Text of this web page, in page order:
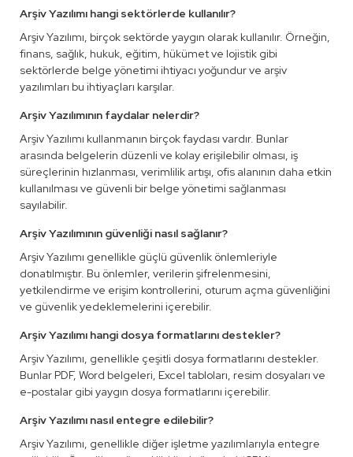
Arşiv Yazılımı hangi sektörlerde kullanılır?
Arşiv Yazılımı, birçok sektörde yaygın olarak kullanılır. Örneğin,
finans, sağlık, hukuk, eğitim, hükümet ve lojistik gibi
sektörlerde belge yönetimi ihtiyacı yoğundur ve arşiv
yazılımları bu ihtiyaçları karşılar.
Arşiv Yazılımının faydalar nelerdir?
Arşiv Yazılımı kullanmanın birçok faydası vardır. Bunlar
arasında belgelerin düzenli ve kolay erişilebilir olması, iş
süreçlerinin hızlanması, verimlilik artışı, ofis alanının daha etkin
kullanılması ve güvenli bir belge yönetimi sağlanması
sayılabilir.
Arşiv Yazılımının güvenliği nasıl sağlanır?
Arşiv Yazılımı genellikle güçlü güvenlik önlemleriyle
donatılmıştır. Bu önlemler, verilerin şifrelenmesini,
yetkilendirme ve erişim kontrollerini, oturum açma güvenliğini
ve güvenlik yedeklemelerini içerebilir.
Arşiv Yazılımı hangi dosya formatlarını destekler?
Arşiv Yazılımı, genellikle çeşitli dosya formatlarını destekler.
Bunlar PDF, Word belgeleri, Excel tabloları, resim dosyaları ve
e-postalar gibi yaygın dosya formatlarını içerebilir.
Arşiv Yazılımı nasıl entegre edilebilir?
Arşiv Yazılımı, genellikle diğer işletme yazılımlarıyla entegre